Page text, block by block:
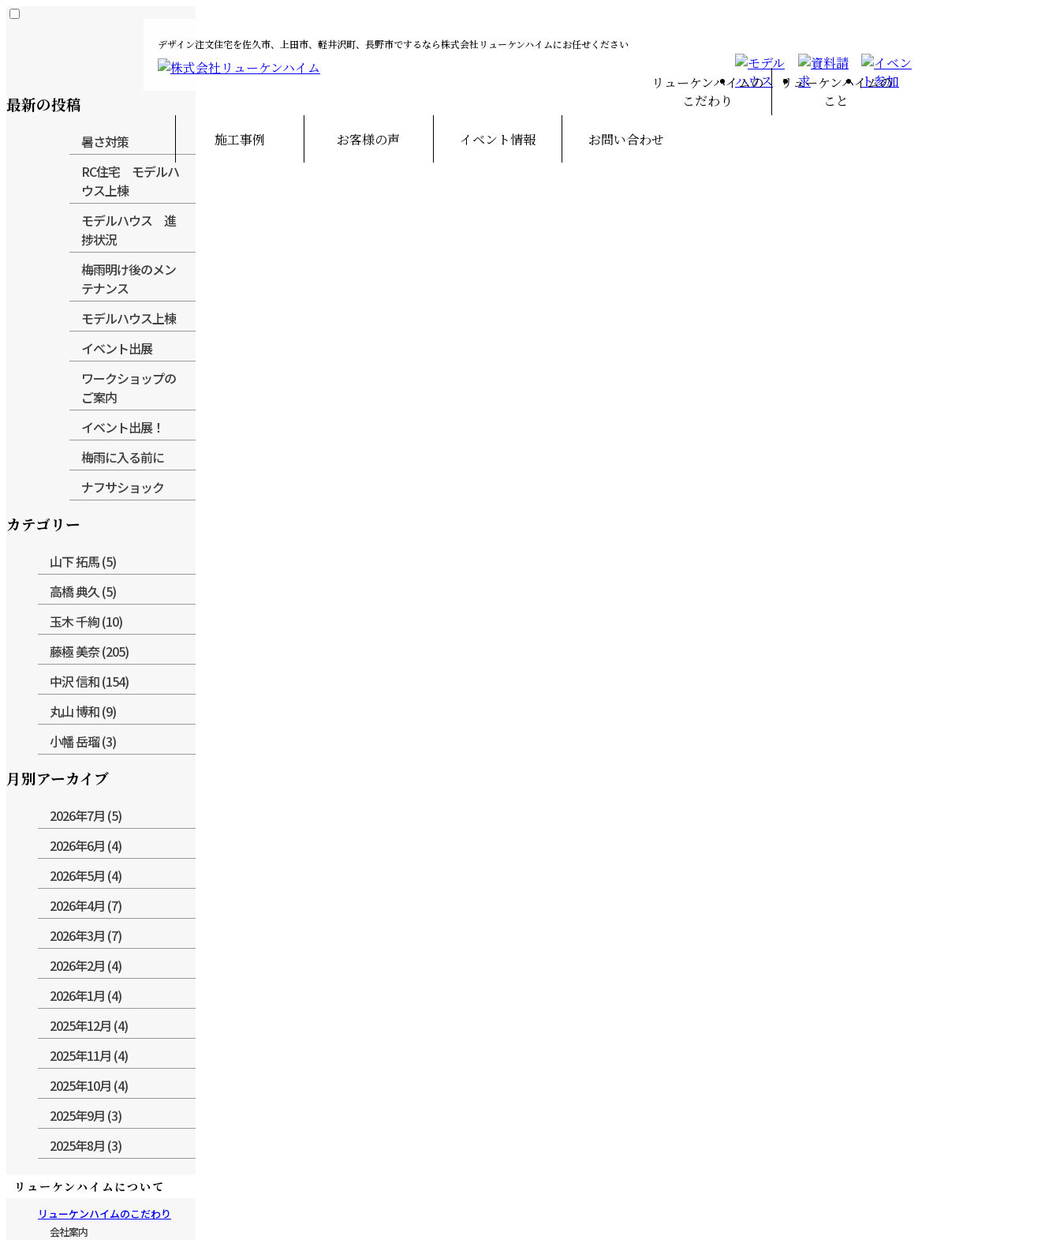
デザイン注文住宅を佐久市、上田市、軽井沢町、長野市でするなら株式会社リューケンハイムにお任せください
リューケンハイムの
こだわり
リューケンハイムのこだ
商品ラインナップ
エクステリア商品
リューケンハイムの
こと
施工事例 お客様の声 イベント情報 お問い合わせ
最新の投稿
暑さ対策
RC住宅 モデルハ
ウス上棟
モデルハウス 進
捗状況
梅雨明け後のメン
テナンス
モデルハウス上棟
イベント出展
ワークショップの
ご案内
イベント出展！
梅雨に入る前に
ナフサショック
カテゴリー
山下 拓馬 (5)
高橋 典久 (5)
玉木 千絢 (10)
藤極 美奈 (205)
中沢 信和 (154)
丸山 博和 (9)
小幡 岳瑠 (3)
月別アーカイブ
2026年7月 (5)
2026年6月 (4)
2026年5月 (4)
2026年4月 (7)
2026年3月 (7)
2026年2月 (4)
2026年1月 (4)
2025年12月 (4)
2025年11月 (4)
2025年10月 (4)
2025年9月 (3)
2025年8月 (3)
リューケンハイムについて
リューケンハイムのこだわり
会社案内